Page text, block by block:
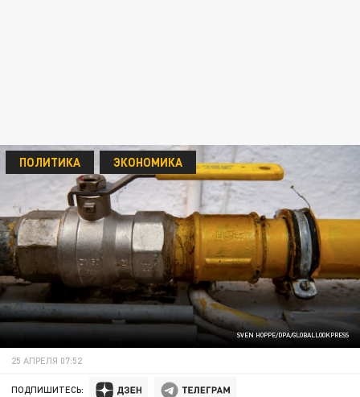
SVEN HOPPE/DPA/GLOBALLOOKPRESS
ПОЛИТИКА ЭКОНОМИКА
25 АПРЕЛЯ 07:52
ПОДПИШИТЕСЬ: